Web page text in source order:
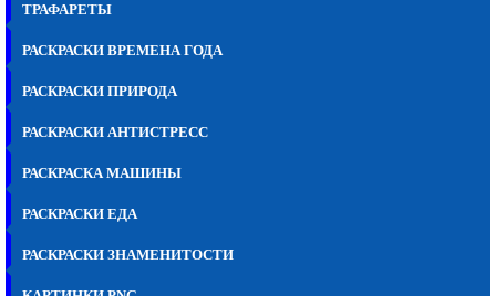
ТРАФАРЕТЫ
РАСКРАСКИ ВРЕМЕНА ГОДА
РАСКРАСКИ ПРИРОДА
РАСКРАСКИ АНТИСТРЕСС
РАСКРАСКА МАШИНЫ
РАСКРАСКИ ЕДА
РАСКРАСКИ ЗНАМЕНИТОСТИ